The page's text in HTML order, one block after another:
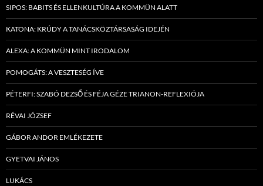
SIPOS: BABITS ÉS ELLENKULTÚRA A KOMMÜN ALATT
KATONA: KRÚDY A TANÁCSKÖZTÁRSASÁG IDEJÉN
ALEXA: A KOMMÜN MINT IRODALOM
POMOGÁTS: A VESZTESÉG ÍVE
PÉTERFI: SZABÓ DEZSŐ ÉS FÉJA GÉZE TRIANON-REFLEXIÓJA
RÉVAI JÓZSEF
GÁBOR ANDOR EMLÉKEZETE
GYETVAI JÁNOS
LUKÁCS